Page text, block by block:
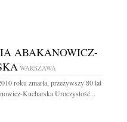
ABAKANOWICZ-
WARSZAWA
roku zmarła, przeżywszy 80 lat
Kucharska Uroczystość...